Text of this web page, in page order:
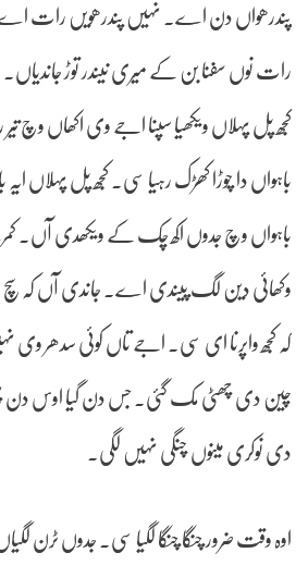
پندرھواں دن اے۔ نہیں پندرھویں رات
رات نوں سفنا بن کے میری نیندر توڑ جاندیاں۔
کجھ پل پہلاں ویکھیا سپنا اجے وی اکھاں وچ تیر
باہواں دا چوڑا کھڑک رہیا سی۔ کجھ پل پہلاں ایہ
باہواں وچ جدوں اکھ چک کے ویکھدی آں۔
وکھائی دین لگ پیندی اے۔ جاندی آں کہ
کہ کجھ واپرنا ای سی۔ اجے تاں کوئی سدھر وی
چین دی چھٹی مک گئی۔ جس دن گیا اوس دن
دی نوکری مینوں چنگی نہیں لگی۔
اوہ وقت ضرور چنگا چنگا لگیا سی۔ جدوں ٹرن